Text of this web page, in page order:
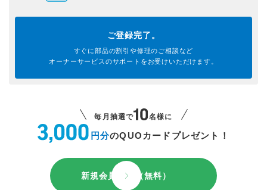
ご登録完了。
すぐに部品の割引や修理のご相談など
オーナーサービスのサポートを お受けいただけます。
毎月抽選で 名様に
円分のQUOカードプレゼント！
新規会員登録（無料）